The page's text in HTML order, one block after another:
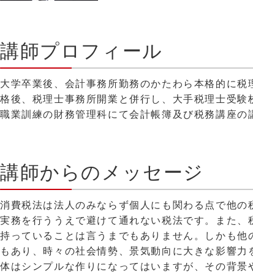
講師プロフィール
大学卒業後、会計事務所勤務のかたわら本格的に
格後、税理士事務所開業と併行し、大手税理士受
職業訓練の財務管理科にて会計帳簿及び税務講座の
講師からのメッセージ
消費税法は法人のみならず個人にも関わる点で他の
実務を行ううえで避けて通れない税法です。また
持っていることは言うまでもありません。しかも
もあり、時々の社会情勢、景気動向に大きな影響
体はシンプルな作りになってはいますが、その背